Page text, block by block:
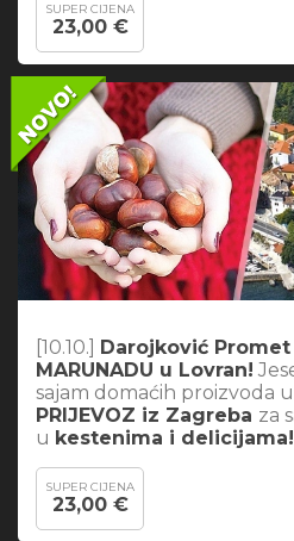
SUPER CIJENA
23,00 €
[10.10.]
Darojković
MARUNADU u Lovran!
sajam domaćih proizvoda
PRIJEVOZ iz Zagreba za
u kestenima i delicijama!
SUPER CIJENA
23,00 €